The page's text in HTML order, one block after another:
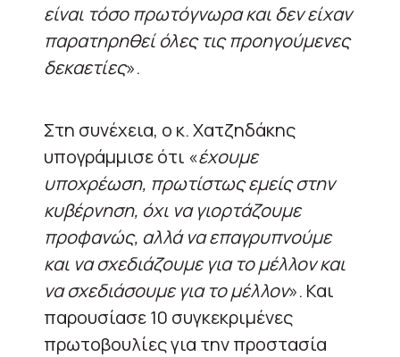
είναι τόσο πρωτόγνωρα και δεν είχαν
παρατηρηθεί όλες τις προηγούμενες
δεκαετίες».
Στη συνέχεια, ο κ. Χατζηδάκης
υπογράμμισε ότι «έχουμε
υποχρέωση, πρωτίστως εμείς στην
κυβέρνηση, όχι να γιορτάζουμε
προφανώς, αλλά να επαγρυπνούμε
και να σχεδιάζουμε για το μέλλον και
να σχεδιάσουμε για το μέλλον». Και
παρουσίασε 10 συγκεκριμένες
πρωτοβουλίες για την προστασία